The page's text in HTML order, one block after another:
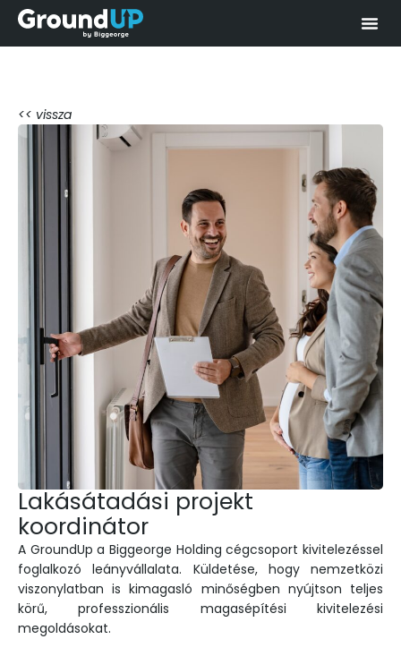
<< vissza
Lakásátadási projekt
koordinátor
A GroundUp a Biggeorge Holding cégcsoport kivitelezéssel
foglalkozó leányvállalata. Küldetése, hogy nemzetközi
viszonylatban is kimagasló minőségben nyújtson teljes
körű, professzionális magasépítési kivitelezési
megoldásokat.